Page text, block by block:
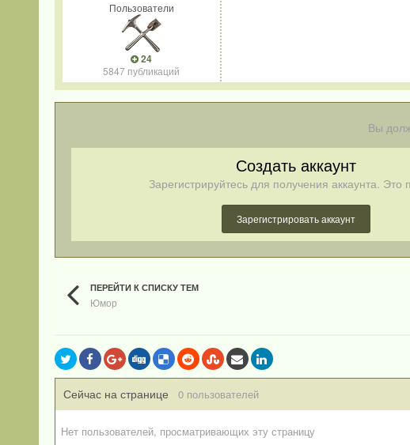
Пользователи
24
5847 публикаций
Вы
Создать аккаунт
Зарегистрируйтесь для получения аккаунта. Это
Зарегистрировать аккаунт
ПЕРЕЙТИ К СПИСКУ ТЕМ
Юмор
Сейчас на странице 0 пользователей
Нет пользователей, просматривающих эту страницу